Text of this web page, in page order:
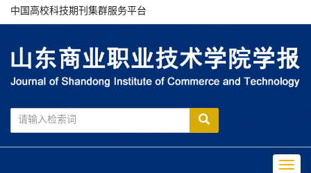
中国高校科技期刊集群服务平台